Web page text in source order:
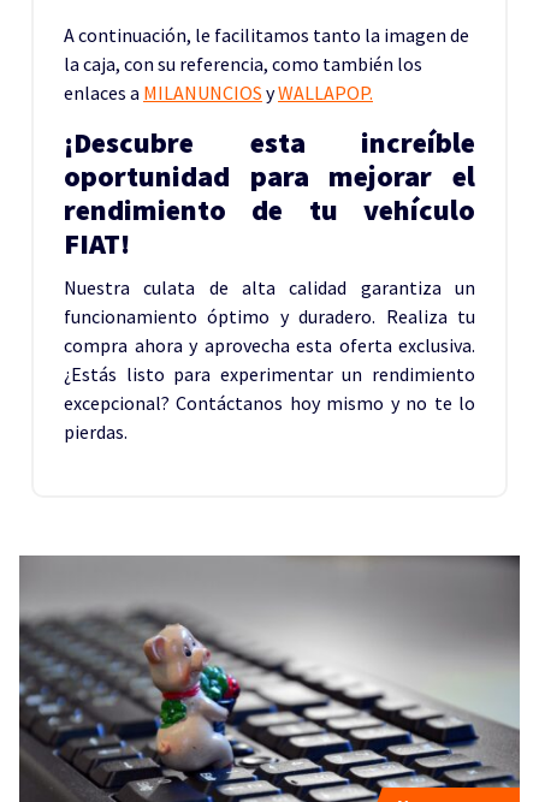
A continuación, le facilitamos tanto la imagen de
la caja, con su referencia, como también los
enlaces a MILANUNCIOS yWALLAPOP.
¡Descubre esta increíble
oportunidad para mejorar el
rendimiento de tu vehículo
FIAT!
Nuestra culata de alta calidad garantiza un
funcionamiento óptimo y duradero. Realiza tu
compra ahora y aprovecha esta oferta exclusiva.
¿Estás listo para experimentar un rendimiento
excepcional? Contáctanos hoy mismo y no te lo
pierdas.